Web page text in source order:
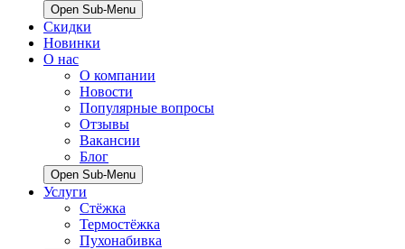
Open Sub-Menu
Скидки
Новинки
О нас
О компании
Новости
Популярные вопросы
Отзывы
Вакансии
Блог
Open Sub-Menu
Услуги
Стёжка
Термостёжка
Пухонабивка